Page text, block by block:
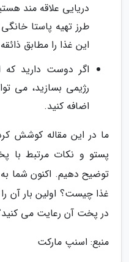
دریایی علاقه مند
طرز تهیه پاستا
این غذا را مطابق
اگر دوست دارید که
رژیمی بسازید، می
اضافه کنید.
ما در این مقاله کوشش
پستو و نکات مرتبط با
توضیح دهیم. اکنون شما به
غذا چیست؟ اولین بار آن
در پخت آن رعایت می
منبع: اسنپ مارکت